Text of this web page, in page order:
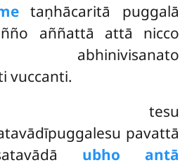
taṇhācaritā puggalā
aññattā attā nicco
abhinivisanato
vuccanti.
pavattā
ubho antā